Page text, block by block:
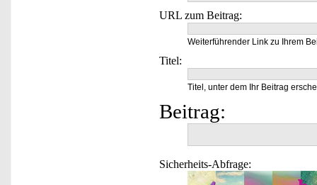
URL zum Beitrag:
Weiterführender Link zu Ihrem
Titel:
Titel, unter dem Ihr Beitrag
Beitrag:
Sicherheits-Abfrage: